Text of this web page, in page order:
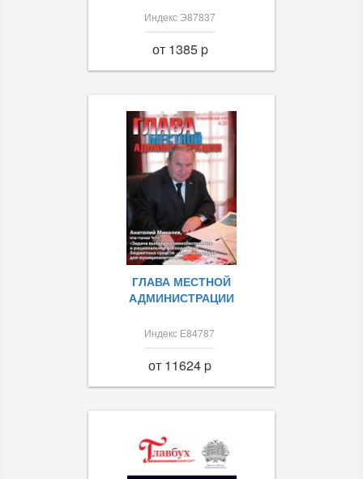
Индекс Э87837
от 1385 p
ГЛАВА МЕСТНОЙ
АДМИНИСТРАЦИИ
Индекс Е84787
от 11624 p